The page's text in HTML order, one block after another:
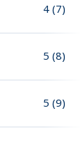
4 (7)
5 (8)
5 (9)